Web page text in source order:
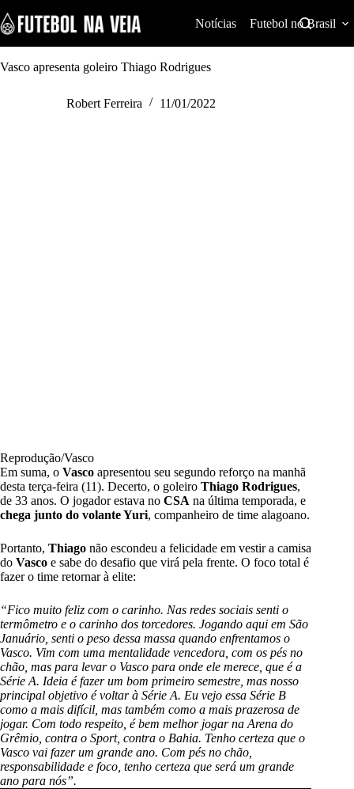
k
i
p
t
Notícias Futebol no Brasil
Vasco apresenta goleiro Thiago Rodrigues
Robert Ferreira 11/01/2022
Reprodução/Vasco
Em suma, o Vasco apresentou seu segundo reforço na manhã
desta terça-feira (11). Decerto, o goleiro Thiago Rodrigues,
de 33 anos. O jogador estava no CSA na última temporada, e
chega junto do volante Yuri, companheiro de time alagoano.
Portanto, Thiago não escondeu a felicidade em vestir a camisa
do Vasco e sabe do desafio que virá pela frente. O foco total é
fazer o time retornar à elite:
“Fico muito feliz com o carinho. Nas redes sociais senti o
termômetro e o carinho dos torcedores. Jogando aqui em São
Januário, senti o peso dessa massa quando enfrentamos o
Vasco. Vim com uma mentalidade vencedora, com os pés no
chão, mas para levar o Vasco para onde ele merece, que é a
Série A. Ideia é fazer um bom primeiro semestre, mas nosso
principal objetivo é voltar à Série A. Eu vejo essa Série B
como a mais difícil, mas também como a mais prazerosa de
jogar. Com todo respeito, é bem melhor jogar na Arena do
Grêmio, contra o Sport, contra o Bahia. Tenho certeza que o
Vasco vai fazer um grande ano. Com pés no chão,
responsabilidade e foco, tenho certeza que será um grande
ano para nós”.